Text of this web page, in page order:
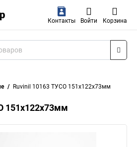
Контакты Войти Корзина
Ruvinil 10163 ТУСО 151х122х73мм
151х122х73мм